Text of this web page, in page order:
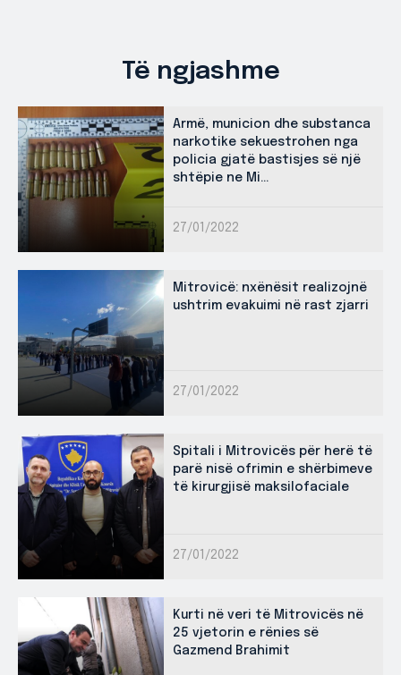
Të ngjashme
Armë, municion dhe substanca
narkotike sekuestrohen nga
policia gjatë bastisjes së një
shtëpie ne Mi...
27/01/2022
Mitrovicë: nxënësit realizojnë
ushtrim evakuimi në rast zjarri
27/01/2022
Spitali i Mitrovicës për herë të
parë nisë ofrimin e shërbimeve
të kirurgjisë maksilofaciale
27/01/2022
Kurti në veri të Mitrovicës në
25 vjetorin e rënies së
Gazmend Brahimit